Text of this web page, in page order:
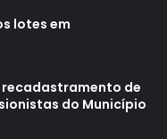
lotes em
recadastramento de
do Município